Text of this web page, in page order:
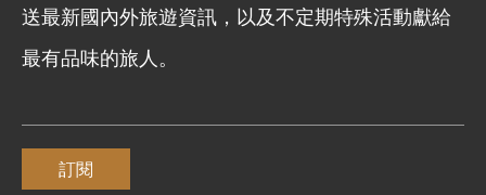
送最新國內外旅遊資訊，以及不定期特殊活動獻給
最有品味的旅人。
訂閱